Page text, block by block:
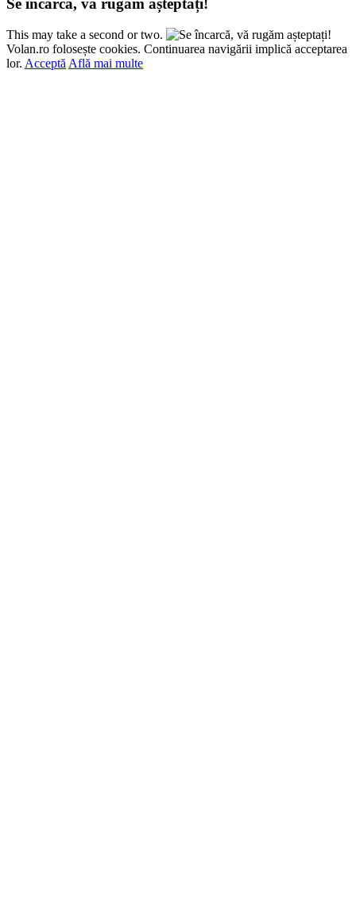
Se încarcă, vă rugăm așteptați!
This may take a second or two.
Volan.ro folosește cookies. Continuarea navigării implică acceptarea
lor. Acceptă Află mai multe